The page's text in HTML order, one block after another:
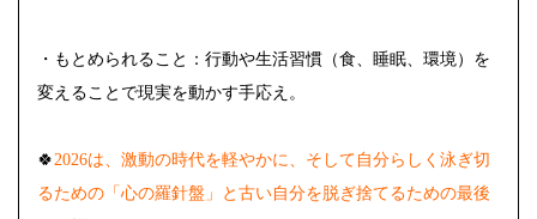
・もとめられること：行動や生活習慣（食、睡眠、環境）を
変えることで現実を動かす手応え。
🍀2026は、激動の時代を軽やかに、そして自分らしく泳ぎ切
るための「心の羅針盤」と古い自分を脱ぎ捨てるための最後